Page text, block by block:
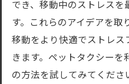
でき、移動中のストレスを
す。これらのアイデアを取
移動をより快適でストレス
きます。ペットタクシーを
の方法を試してみてくださ